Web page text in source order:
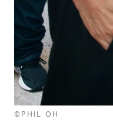
©PHIL OH